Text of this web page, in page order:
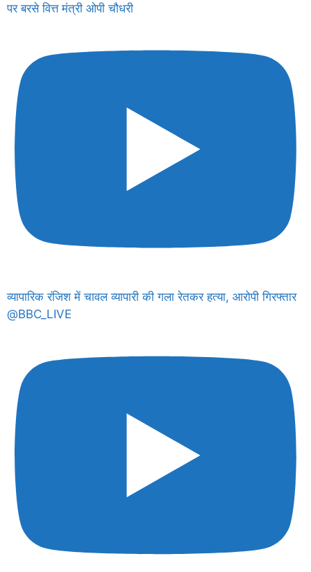
पर बरसे वित्त मंत्री ओपी चौधरी
व्यापारिक रंजिश में चावल व्यापारी की गला रेतकर हत्या, आरोपी गिरफ्तार
@BBC_LIVE